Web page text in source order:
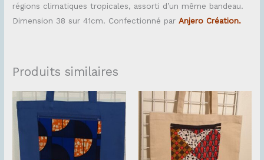
régions climatiques tropicales, assorti d’un même bandeau.
Dimension 38 sur 41cm. Confectionné parAnjero Création.
Produits similaires